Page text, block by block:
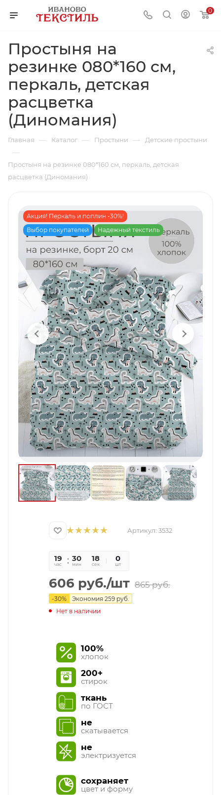
0
Простыня на
резинке 080*160 см,
перкаль, детская
расцветка
(Диномания)
Главная — Каталог — Простыни — Детские простыни
—
Простыня на резинке 080*160 см, перкаль, детская
расцветка (Диномания)
Акция! Перкаль и поплин -30%!
Выбор покупателей
Надежный текстиль
Артикул: 3532
19
час
30
мин
17
сек
0
шт
606 руб./шт 865руб.
-30% Экономия 259 руб.
Нет в наличии
100%
хлопок
200+
стирок
ткань
по ГОСТ
не
скатывается
не
электризуется
сохраняет
цвет и форму